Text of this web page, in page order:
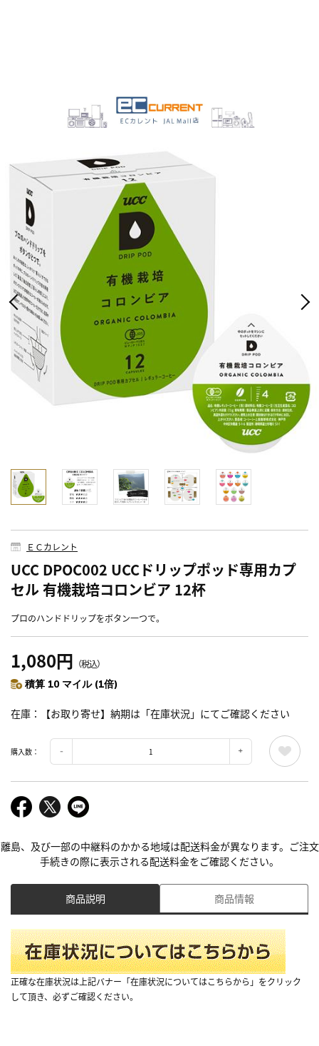
ＥＣカレント
UCC DPOC002 UCCドリップポッド専用カプ
セル 有機栽培コロンビア 12杯
プロのハンドドリップをボタン一つで。
1,080円 （税込）
積算 10 マイル (1倍)
在庫 【お取り寄せ】納期は「在庫状況」にてご確認ください
購入数：
離島、及び一部の中継料のかかる地域は配送料金が異なります。ご注文
手続きの際に表示される配送料金をご確認ください。
商品説明 商品情報
正確な在庫状況は上記バナー「在庫状況についてはこちらから」をクリック
して頂き、必ずご確認ください。